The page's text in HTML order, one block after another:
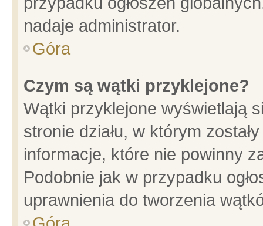
nadaje administrator.
Góra
Czym są wątki przyklejone?
Wątki przyklejone wyświetlają
stronie działu, w którym
informacje, które nie powinny
Podobnie jak w przypadku
uprawnienia do tworzenia